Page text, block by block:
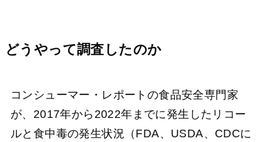
どうやって調査したのか
コンシューマー・レポートの食品安全専門家
が、2017年から2022年までに発生したリコー
ルと食中毒の発生状況（FDA、USDA、CDCに